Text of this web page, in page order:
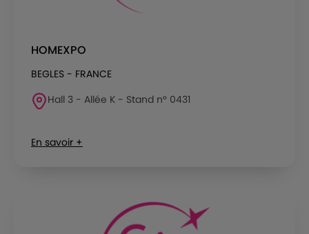
HOMEXPO
BEGLES - FRANCE
Hall 3 - Allée K - Stand n° 0431
En savoir +